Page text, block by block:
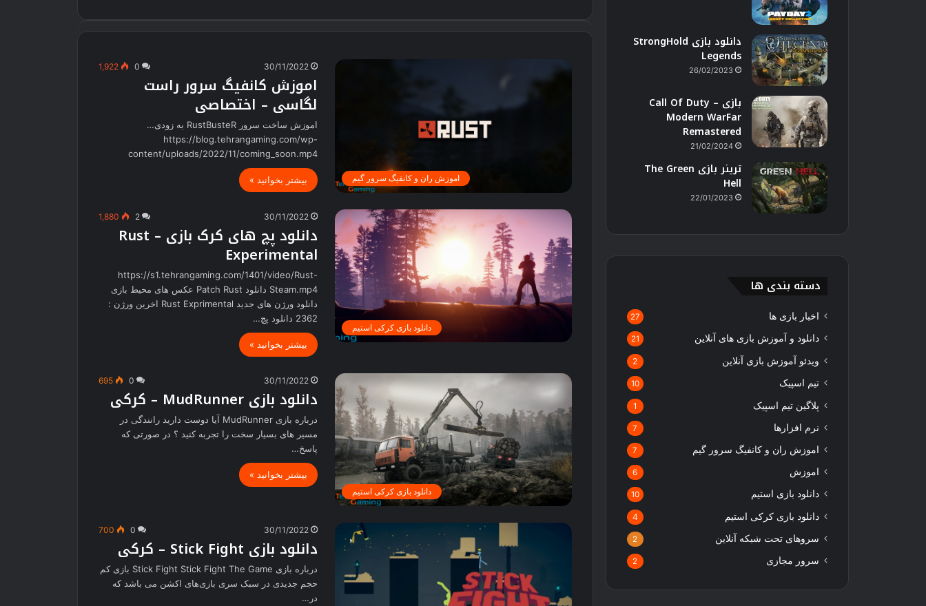
اموزش ران و کانفیگ سرور گیم
30/11/2022
0
1,922
اموزش کانفیگ سرور راست
لگاسی – اختصاصی
اموزش ساخت سرور RustBusteR به زودی…
https://blog.tehrangaming.com/wp-
content/uploads/2022/11/coming_soon.mp4
بیشتر بخوانید »
دانلود بازی کرکی استیم
30/11/2022
2
1,880
دانلود پچ های کرک بازی – Rust
Experimental
https://s1.tehrangaming.com/1401/video/Rust-
Steam.mp4 دانلود Patch Rust عکس های محیط بازی
دانلود ورژن های جدید Rust Exprimental اخرین ورژن :
2362 دانلود پچ…
بیشتر بخوانید »
دانلود بازی کرکی استیم
30/11/2022
0
695
دانلود بازی MudRunner – کرکی
درباره بازی MudRunner آیا دوست دارید رانندگی در
مسیر های بسیار سخت را تجربه کنید ؟ در صورتی که
پاسخ…
بیشتر بخوانید »
30/11/2022
0
700
دانلود بازی Stick Fight – کرکی
درباره بازی Stick Fight Stick Fight The Game بازی کم
حجم جدیدی در سبک سری بازی‌های اکشن می باشد که
در…
دانلود بازی StrongHold
Legends
26/02/2023
بازی Call Of Duty –
Modern WarFar
Remastered
21/02/2024
ترینر بازی The Green
Hell
22/01/2023
دسته بندی ها
اخبار بازی ها 27
دانلود و آموزش بازی های آنلاین 21
ویدئو آموزش بازی آنلاین 2
تیم اسپیک 10
پلاگین تیم اسپیک 1
نرم افزارها 7
اموزش ران و کانفیگ سرور گیم 7
اموزش 6
دانلود بازی استیم 10
دانلود بازی کرکی استیم 4
سروهای تحت شبکه آنلاین 2
سرور مجازی 2